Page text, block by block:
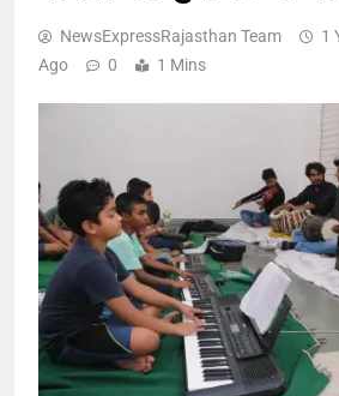
NewsExpressRajasthan Team
1
Ago
0 1 Mins